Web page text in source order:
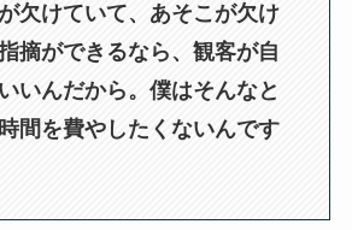
欠けていて、あそこが欠け
摘ができるなら、観客が自
いんだから。僕はそんなと
間を費やしたくないんです